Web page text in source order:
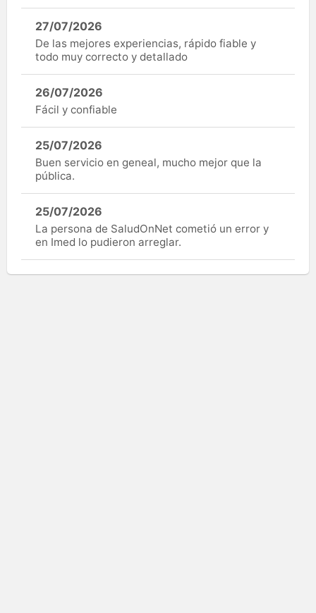
27/07/2026
De las mejores experiencias, rápido fiable y
todo muy correcto y detallado
26/07/2026
Fácil y confiable
25/07/2026
Buen servicio en geneal, mucho mejor que la
pública.
25/07/2026
La persona de SaludOnNet cometió un error y
en Imed lo pudieron arreglar.